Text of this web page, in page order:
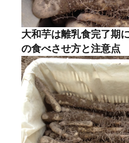
大和芋は離乳食完了期
の食べさせ方と注意点